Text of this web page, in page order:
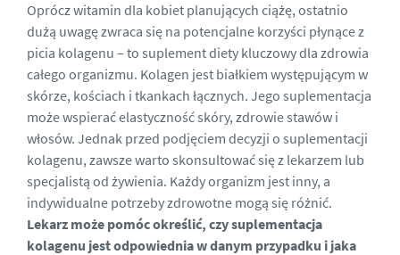
Oprócz witamin dla kobiet planujących ciążę, ostatnio
dużą uwagę zwraca się na potencjalne korzyści płynące z
picia kolagenu – to suplement diety kluczowy dla zdrowia
całego organizmu. Kolagen jest białkiem występującym w
skórze, kościach i tkankach łącznych. Jego suplementacja
może wspierać elastyczność skóry, zdrowie stawów i
włosów. Jednak przed podjęciem decyzji o suplementacji
kolagenu, zawsze warto skonsultować się z lekarzem lub
specjalistą od żywienia. Każdy organizm jest inny, a
indywidualne potrzeby zdrowotne mogą się różnić.
Lekarz może pomóc określić, czy suplementacja
kolagenu jest odpowiednia w danym przypadku i jaka